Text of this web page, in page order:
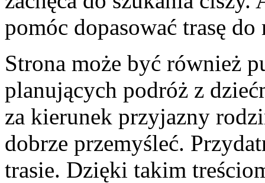
pomóc dopasować trasę
Strona może być również
planujących podróż z
za kierunek przyjazny
dobrze przemyśleć.
trasie. Dzięki takim